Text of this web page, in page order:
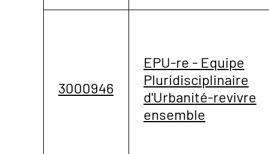
3000946
EPU-re - Equipe
Pluridisciplinaire
d'Urbanité-revivre
ensemble